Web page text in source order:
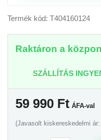
Termék kód: T404160124
Raktáron a
SZÁLLÍTÁS
59 990 Ft ÁFA-val
(Javasolt kiskereskedelmi